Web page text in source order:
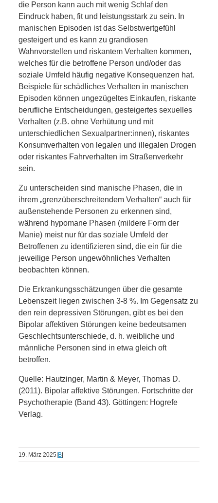
die Person kann auch mit wenig Schlaf den
Eindruck haben, fit und leistungsstark zu sein. In
manischen Episoden ist das Selbstwertgefühl
gesteigert und es kann zu grandiosen
Wahnvorstellen und riskantem Verhalten kommen,
welches für die betroffene Person und/oder das
soziale Umfeld häufig negative Konsequenzen hat.
Beispiele für schädliches Verhalten in manischen
Episoden können ungezügeltes Einkaufen, riskante
berufliche Entscheidungen, gesteigertes sexuelles
Verhalten (z.B. ohne Verhütung und mit
unterschiedlichen Sexualpartner:innen), riskantes
Konsumverhalten von legalen und illegalen Drogen
oder riskantes Fahrverhalten im Straßenverkehr
sein.
Zu unterscheiden sind manische Phasen, die in
ihrem „grenzüberschreitendem Verhalten“ auch für
außenstehende Personen zu erkennen sind,
während hypomane Phasen (mildere Form der
Manie) meist nur für das soziale Umfeld der
Betroffenen zu identifizieren sind, die ein für die
jeweilige Person ungewöhnliches Verhalten
beobachten können.
Die Erkrankungsschätzungen über die gesamte
Lebenszeit liegen zwischen 3-8 %. Im Gegensatz zu
den rein depressiven Störungen, gibt es bei den
Bipolar affektiven Störungen keine bedeutsamen
Geschlechtsunterschiede, d. h. weibliche und
männliche Personen sind in etwa gleich oft
betroffen.
Quelle: Hautzinger, Martin & Meyer, Thomas D.
(2011). Bipolar affektive Störungen. Fortschritte der
Psychotherapie (Band 43). Göttingen: Hogrefe
Verlag.
19. März 2025 B